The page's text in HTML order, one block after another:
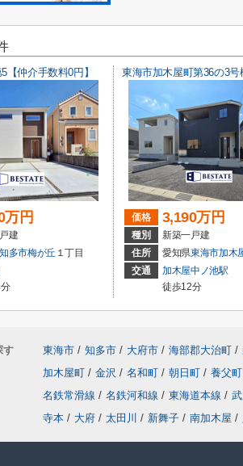
【仲介手数料0円】
万円
建
多市梅が丘 １丁目
価格 3,190万円
種別
新築一戸建
住所
愛知県東海市加木
交通
加木屋中ノ池駅
徒歩12分
す 東海市 / 知多市 / 大府市 / 海部郡大治町 /
加木屋町 / 金沢 / 名和町 / 朝日町 / 養父町
名鉄常滑線 / 名鉄河和線 / 東海道本線 /
寺本 / 大府 / 太田川 / 新舞子 / 南加木屋 /